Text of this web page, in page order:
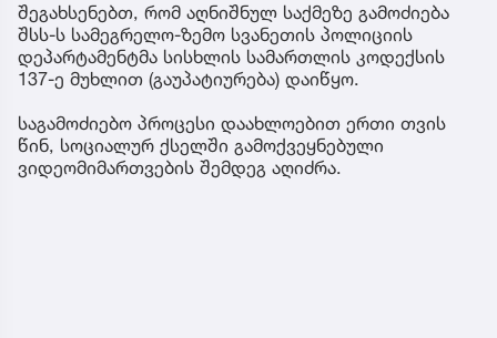
შეგახსენებთ, რომ აღნიშნულ საქმეზე გამოძიება
შსს-ს სამეგრელო-ზემო სვანეთის პოლიციის
დეპარტამენტმა სისხლის სამართლის კოდექსის
137-ე მუხლით (გაუპატიურება) დაიწყო.
საგამოძიებო პროცესი დაახლოებით ერთი თვის
წინ, სოციალურ ქსელში გამოქვეყნებული
ვიდეომიმართვების შემდეგ აღიძრა.